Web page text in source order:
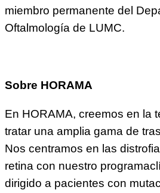
miembro permanente del
Oftalmología de LUMC.
Sobre HORAMA
En HORAMA, creemos en la
tratar una amplia gama de
Nos centramos en las
retina con nuestro
dirigido a pacientes con